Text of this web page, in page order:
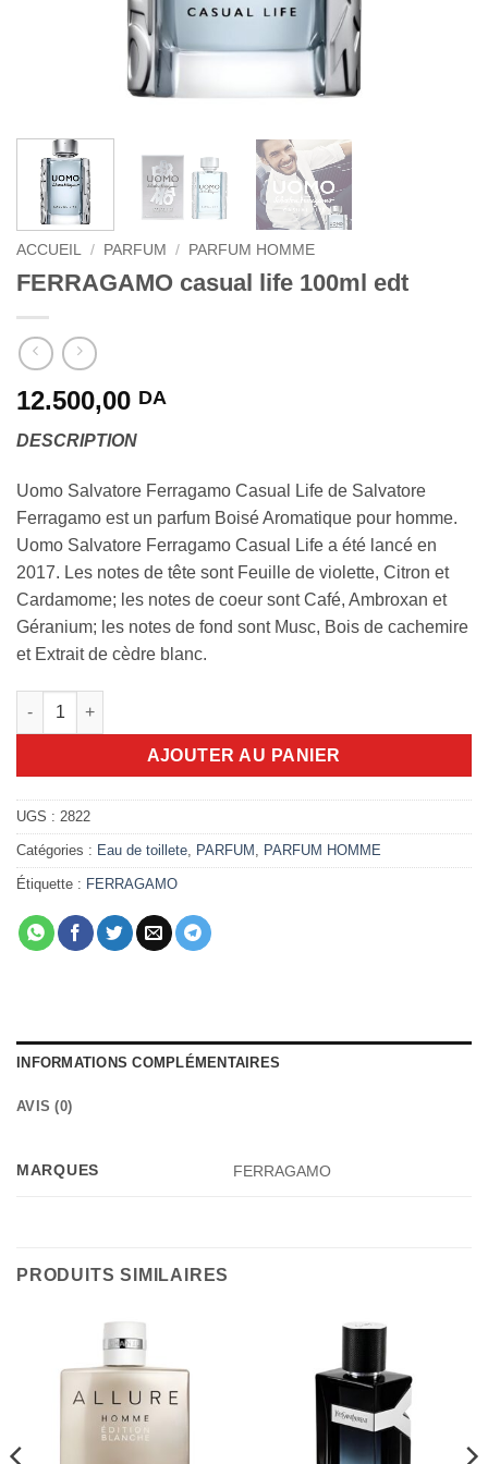
ACCUEIL / PARFUM / PARFUM HOMME
FERRAGAMO casual life 100ml edt
12.500,00 DA
DESCRIPTION
Uomo Salvatore Ferragamo Casual Life de Salvatore
Ferragamo est un parfum Boisé Aromatique pour homme.
Uomo Salvatore Ferragamo Casual Life a été lancé en
2017. Les notes de tête sont Feuille de violette, Citron et
Cardamome; les notes de coeur sont Café, Ambroxan et
Géranium; les notes de fond sont Musc, Bois de cachemire
et Extrait de cèdre blanc.
quantité de FERRAGAMO casual life 100ml edt
AJOUTER AU PANIER
UGS : 2822
Catégories : Eau de toillete PARFUM PARFUM HOMME
Étiquette : FERRAGAMO
INFORMATIONS COMPLÉMENTAIRES
AVIS (0)
MARQUES FERRAGAMO
PRODUITS SIMILAIRES